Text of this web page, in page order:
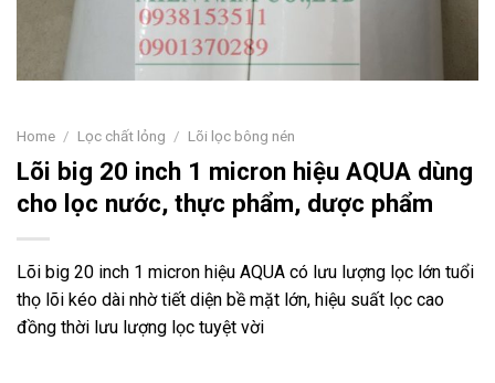
Home / Lọc chất lỏng / Lõi lọc bông nén
Lõi big 20 inch 1 micron hiệu AQUA dùng
cho lọc nước, thực phẩm, dược phẩm
Lõi big 20 inch 1 micron hiệu AQUA có lưu lượng lọc lớn tuổi
thọ lõi kéo dài nhờ tiết diện bề mặt lớn, hiệu suất lọc cao
đồng thời lưu lượng lọc tuyệt vời